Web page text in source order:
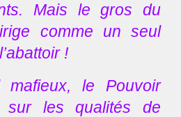
Mais le gros du
comme un seul
!
le Pouvoir
sur les qualités de